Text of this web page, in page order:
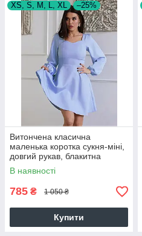
XS, S, M, L, XL –25%
Витончена класична
маленька коротка сукня-міні,
довгий рукав, блакитна
В наявності
785 ₴ 1 050 ₴
Купити